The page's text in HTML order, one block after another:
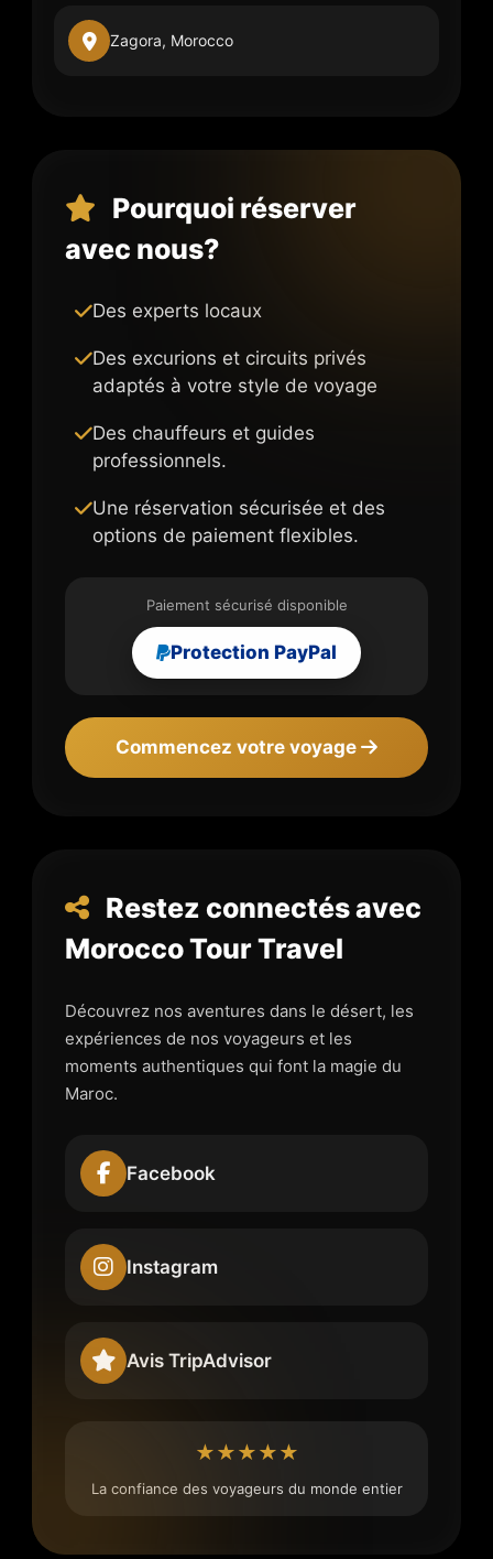
Zagora, Morocco
Pourquoi réserver
avec nous?
Des experts locaux
Des excurions et circuits privés
adaptés à votre style de voyage
Des chauffeurs et guides
professionnels.
Une réservation sécurisée et des
options de paiement flexibles.
Paiement sécurisé disponible
Protection PayPal
Commencez votre voyage
Restez connectés avec
Morocco Tour Travel
Découvrez nos aventures dans le désert, les
expériences de nos voyageurs et les
moments authentiques qui font la magie du
Maroc.
Facebook
Instagram
Avis TripAdvisor
★★★★★
La confiance des voyageurs du monde entier